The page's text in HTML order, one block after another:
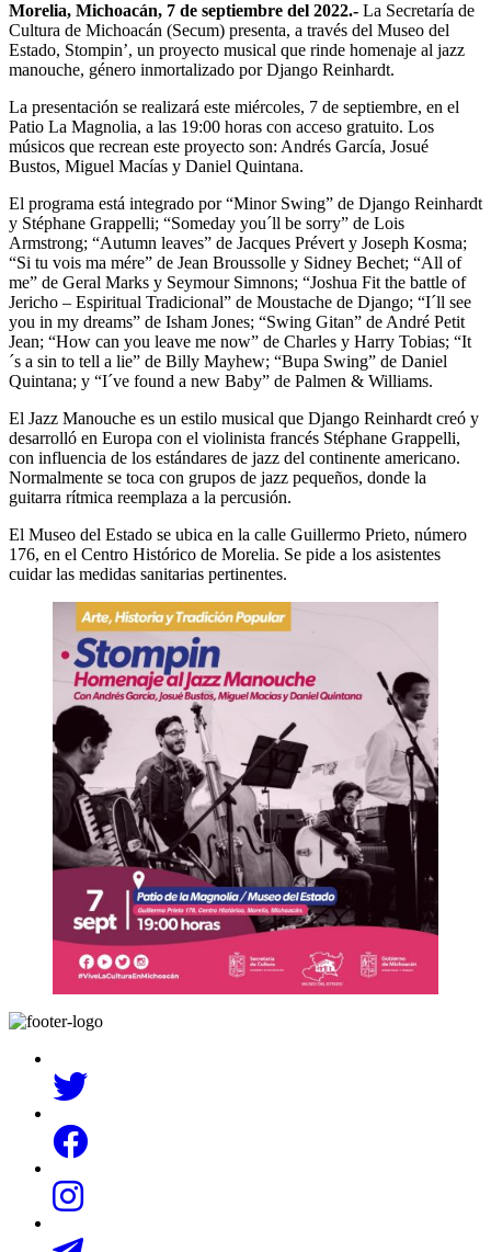
Morelia, Michoacán, 7 de septiembre del 2022.- La Secretaría de
Cultura de Michoacán (Secum) presenta, a través del Museo del
Estado, Stompin’, un proyecto musical que rinde homenaje al jazz
manouche, género inmortalizado por Django Reinhardt.
La presentación se realizará este miércoles, 7 de septiembre, en el
Patio La Magnolia, a las 19:00 horas con acceso gratuito. Los
músicos que recrean este proyecto son: Andrés García, Josué
Bustos, Miguel Macías y Daniel Quintana.
El programa está integrado por “Minor Swing” de Django Reinhardt
y Stéphane Grappelli; “Someday you´ll be sorry” de Lois
Armstrong; “Autumn leaves” de Jacques Prévert y Joseph Kosma;
“Si tu vois ma mére” de Jean Broussolle y Sidney Bechet; “All of
me” de Geral Marks y Seymour Simnons; “Joshua Fit the battle of
Jericho – Espiritual Tradicional” de Moustache de Django; “I´ll see
you in my dreams” de Isham Jones; “Swing Gitan” de André Petit
Jean; “How can you leave me now” de Charles y Harry Tobias; “It
´s a sin to tell a lie” de Billy Mayhew; “Bupa Swing” de Daniel
Quintana; y “I´ve found a new Baby” de Palmen & Williams.
El Jazz Manouche es un estilo musical que Django Reinhardt creó y
desarrolló en Europa con el violinista francés Stéphane Grappelli,
con influencia de los estándares de jazz del continente americano.
Normalmente se toca con grupos de jazz pequeños, donde la
guitarra rítmica reemplaza a la percusión.
El Museo del Estado se ubica en la calle Guillermo Prieto, número
176, en el Centro Histórico de Morelia. Se pide a los asistentes
cuidar las medidas sanitarias pertinentes.